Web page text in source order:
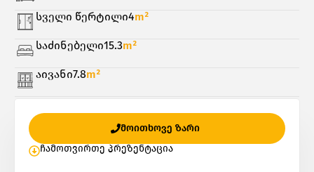
სველი წერტილი4m²
საძინებელი15.3m²
აივანი7.8m²
მოითხოვე ზარი
ჩამოთვირთე პრეზენტაცია